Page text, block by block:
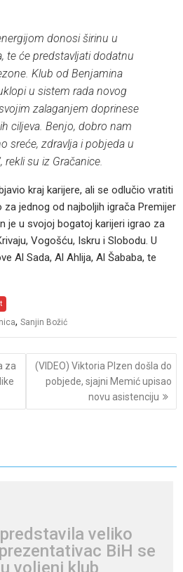
donosi širinu u
te će predstavljati dodatnu
Klub od Benjamina
u sistem rada novog
zalaganjem doprinese
ciljeva. Benjo, dobro nam
sreće, zdravlja i pobjeda u
rekli su iz Gračanice.
kraj karijere, ali se odlučio vratiti
za jednog od najboljih igrača Premijer
je u svojoj bogatoj karijeri igrao za
Vogošću, Iskru i Slobodu. U
Al Sada, Al Ahlija, Al Šababa, te
,Sanjin Božić
za
(VIDEO) Viktoria Plzen došla do
pobjede, sjajni Memić upisao
novu asistenciju
veliko
BiH se
voljeni klub